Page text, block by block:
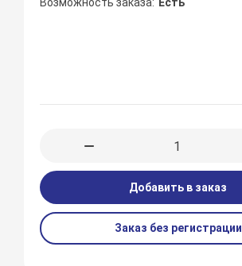
Возможность заказа
Есть
Добавить в заказ
Заказ без регистрации